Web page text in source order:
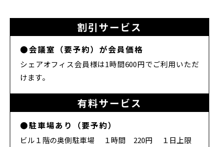
割引サービス
●会議室（要予約）が会員価格
シェアオフィス会員様は1時間600円でご利用いただ
けます。
有料サービス
●駐車場あり（要予約）
ビル１階の奥側駐車場 １時間 220円 １日上限